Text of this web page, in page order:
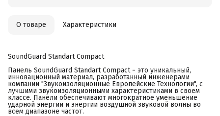
О товаре Характеристики
SoundGuard Standart Compact
Панель SoundGuard Standart Compact − это уникальный,
инновационный материал, разработанный инженерами
компании "Звукоизоляционные Европейские Технологии", с
лучшими звукоизоляционными характеристиками в своем
классе. Панели обеспечивают многократное уменьшение
ударной энергии и энергии воздушной звуковой волны во
всем диапазоне частот.